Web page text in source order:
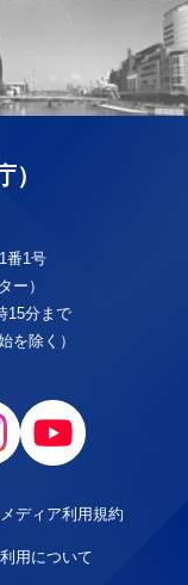
）
番1号
ー）
15分まで
を除く）
ディア利用規約
用について